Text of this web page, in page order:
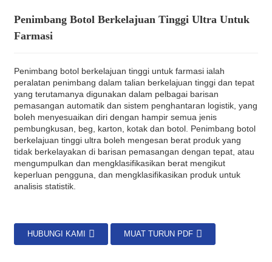
Penimbang Botol Berkelajuan Tinggi Ultra Untuk
Farmasi
Penimbang botol berkelajuan tinggi untuk farmasi ialah
peralatan penimbang dalam talian berkelajuan tinggi dan tepat
yang terutamanya digunakan dalam pelbagai barisan
pemasangan automatik dan sistem penghantaran logistik, yang
boleh menyesuaikan diri dengan hampir semua jenis
pembungkusan, beg, karton, kotak dan botol. Penimbang botol
berkelajuan tinggi ultra boleh mengesan berat produk yang
tidak berkelayakan di barisan pemasangan dengan tepat, atau
mengumpulkan dan mengklasifikasikan berat mengikut
keperluan pengguna, dan mengklasifikasikan produk untuk
analisis statistik.
HUBUNGI KAMI MUAT TURUN PDF